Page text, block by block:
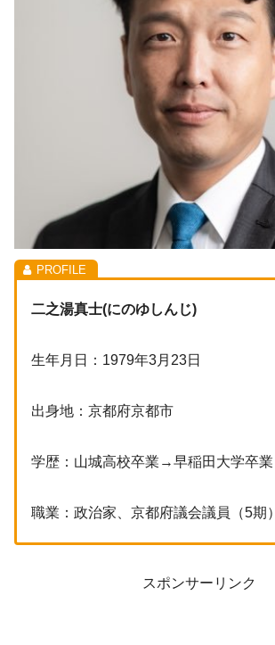
二之湯真士(にのゆしんじ)
生年月日：1979年3月23日
出身地：京都府京都市
学歴：山城高校卒業→早稲田大学卒業
職業：政治家、京都府議会議員（5期）
スポンサーリンク